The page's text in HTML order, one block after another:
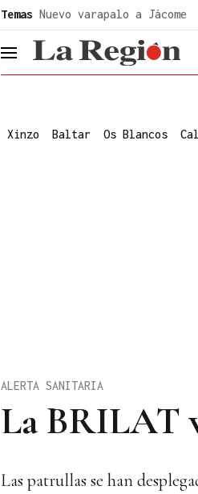
Temas Nuevo varapalo a Jácome
header.menu.open
Xinzo Baltar Os Blancos
La BRILAT
ALERTA SANITARIA
Las patrullas se han